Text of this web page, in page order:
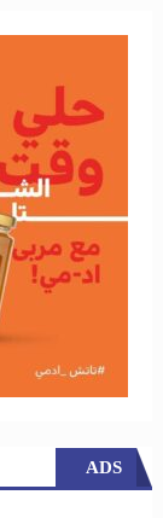
ADS